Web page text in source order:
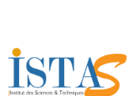
contenu